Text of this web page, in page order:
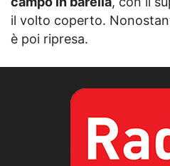
il volto coperto.
è poi ripresa.